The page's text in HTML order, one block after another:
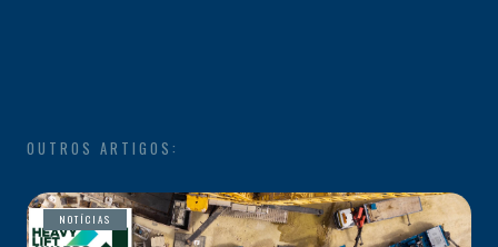
OUTROS ARTIGOS:
NOTÍCIAS